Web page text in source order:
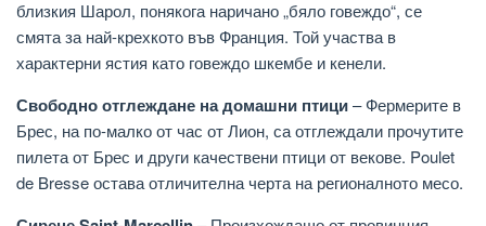
близкия Шарол, понякога наричано „бяло говеждо“, се
смята за най-крехкото във Франция. Той участва в
характерни ястия като говеждо шкембе и кенели.
Свободно отглеждане на домашни птици– Фермерите в
Брес, на по-малко от час от Лион, са отглеждали прочутите
пилета от Брес и други качествени птици от векове. Poulet
de Bresse остава отличителна черта на регионалното месо.